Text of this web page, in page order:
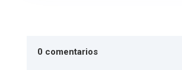
0 comentarios